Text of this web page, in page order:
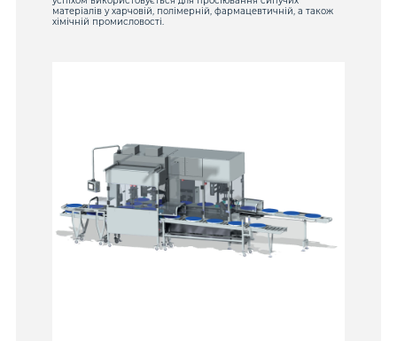
матеріалів у харчовій, полімерній, фармацевтичній, а також
хімічній промисловості.